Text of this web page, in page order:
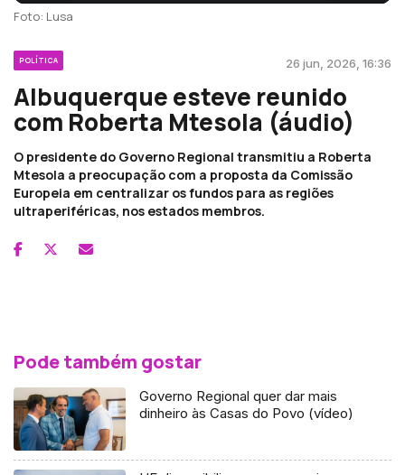
Foto: Lusa
POLÍTICA 26 jun, 2026, 16:36
Albuquerque esteve reunido
com Roberta Mtesola (áudio)
O presidente do Governo Regional transmitiu a Roberta
Mtesola a preocupação com a proposta da Comissão
Europeia em centralizar os fundos para as regiões
ultraperiféricas, nos estados membros.
Pode também gostar
Governo Regional quer dar mais
dinheiro às Casas do Povo (vídeo)